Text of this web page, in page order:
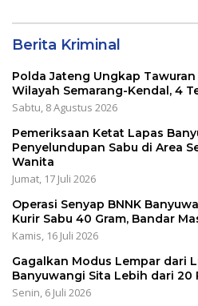
Berita Kriminal
Polda Jateng Ungkap
Wilayah Semarang-Kendal, 4
Sabtu, 8 Agustus 2026
Pemeriksaan Ketat Lapas
Penyelundupan Sabu di Area
Wanita
Jumat, 17 Juli 2026
Operasi Senyap BNNK
Kurir Sabu 40 Gram, Bandar
Kamis, 16 Juli 2026
Gagalkan Modus Lempar dari
Banyuwangi Sita Lebih dari 20
Senin, 6 Juli 2026